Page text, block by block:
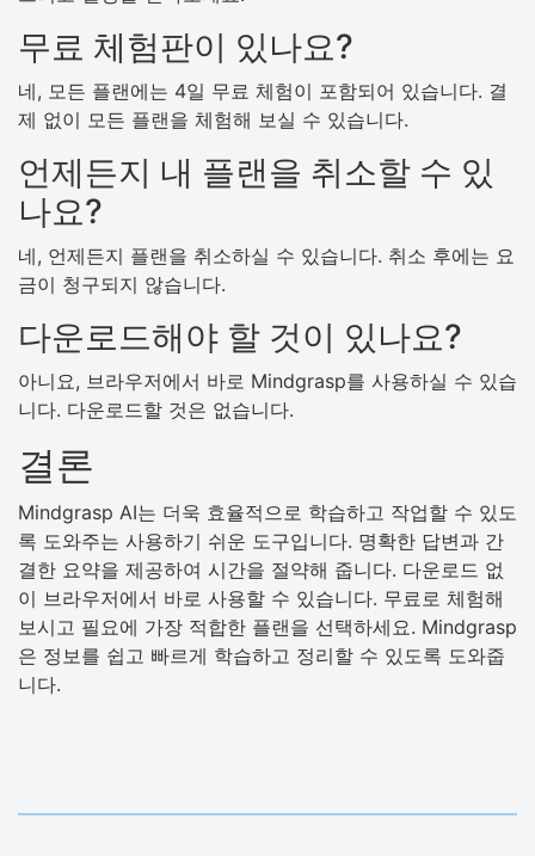
무료 체험판이 있나요?
네, 모든 플랜에는 4일 무료 체험이 포함되어 있습니다. 결
제 없이 모든 플랜을 체험해 보실 수 있습니다.
언제든지 내 플랜을 취소할 수 있
나요?
네, 언제든지 플랜을 취소하실 수 있습니다. 취소 후에는 요
금이 청구되지 않습니다.
다운로드해야 할 것이 있나요?
아니요, 브라우저에서 바로 Mindgrasp를 사용하실 수 있습
니다. 다운로드할 것은 없습니다.
결론
Mindgrasp AI는 더욱 효율적으로 학습하고 작업할 수 있도
록 도와주는 사용하기 쉬운 도구입니다. 명확한 답변과 간
결한 요약을 제공하여 시간을 절약해 줍니다. 다운로드 없
이 브라우저에서 바로 사용할 수 있습니다. 무료로 체험해
보시고 필요에 가장 적합한 플랜을 선택하세요. Mindgrasp
은 정보를 쉽고 빠르게 학습하고 정리할 수 있도록 도와줍
니다.